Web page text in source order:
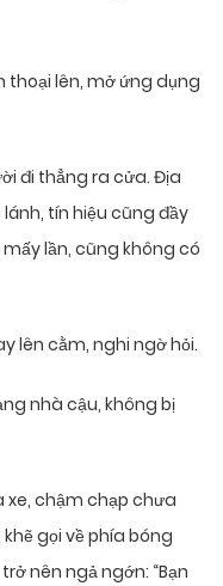
thoại lên, mở ứng dụng
đi thẳng ra cửa. Địa
tín hiệu cũng đầy
lần, cũng không có
lên cằm, nghi ngờ hỏi.
nhà cậu, không bị
xe, chậm chạp chưa
gọi về phía bóng
nên ngả ngớn: “Bạn